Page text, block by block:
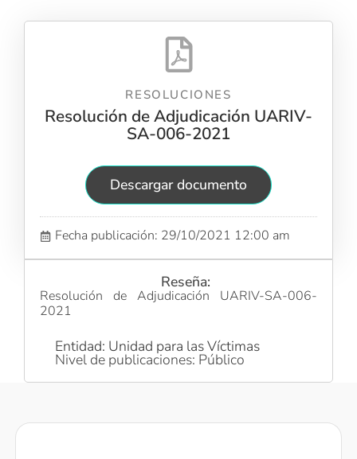
RESOLUCIONES
Resolución de Adjudicación UARIV-
SA-006-2021
Descargar documento
Fecha publicación: 29/10/2021 12:00 am
Reseña:
Resolución de Adjudicación UARIV-SA-006-
2021
Entidad: Unidad para las Víctimas
Nivel de publicaciones: Público